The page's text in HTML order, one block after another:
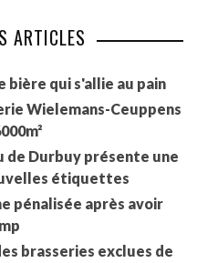
ARTICLES
bière qui s'allie au pain
Wielemans-Ceuppens
de Durbuy présente une
étiquettes
pénalisée après avoir
brasseries exclues de